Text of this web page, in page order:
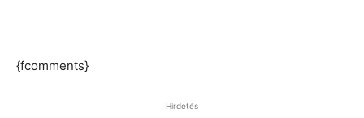
{fcomments}
Hirdetés